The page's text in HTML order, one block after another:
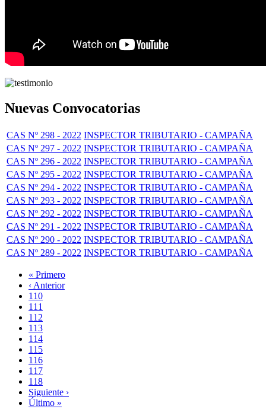
Nuevas Convocatorias
CAS Nº 298 - 2022 INSPECTOR TRIBUTARIO - CAMPAÑA
CAS Nº 297 - 2022 INSPECTOR TRIBUTARIO - CAMPAÑA
CAS Nº 296 - 2022 INSPECTOR TRIBUTARIO - CAMPAÑA
CAS Nº 295 - 2022 INSPECTOR TRIBUTARIO - CAMPAÑA
CAS Nº 294 - 2022 INSPECTOR TRIBUTARIO - CAMPAÑA
CAS Nº 293 - 2022 INSPECTOR TRIBUTARIO - CAMPAÑA
CAS Nº 292 - 2022 INSPECTOR TRIBUTARIO - CAMPAÑA
CAS Nº 291 - 2022 INSPECTOR TRIBUTARIO - CAMPAÑA
CAS Nº 290 - 2022 INSPECTOR TRIBUTARIO - CAMPAÑA
CAS Nº 289 - 2022 INSPECTOR TRIBUTARIO - CAMPAÑA
Paginación
Primera
página
« Primero
Página
anterior
‹ Anterior
Page
110
Page
111
Page
112
Page
113
Página
actual
114
Page
115
Page
116
Page
117
Page
118
Siguiente
página
Siguiente ›
Última
Último »